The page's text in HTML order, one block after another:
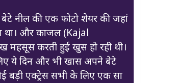
नील की एक फोटो शेयर की जहां
था। और काजल (Kajal
करती हुई खुस हो रही थी।
ये दिन और भी खास अपने बेटे
बड़ी एक्ट्रेस सभी के लिए एक सा